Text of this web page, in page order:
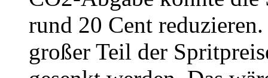
rund 20 Cent
großer Teil der